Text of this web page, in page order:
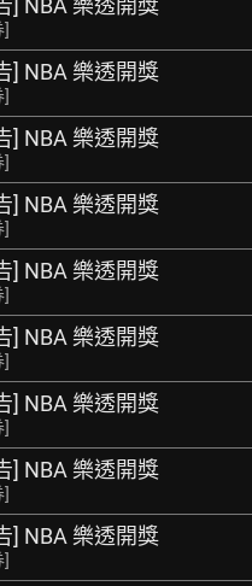
] NBA 樂透開獎
] NBA 樂透開獎
] NBA 樂透開獎
] NBA 樂透開獎
] NBA 樂透開獎
] NBA 樂透開獎
] NBA 樂透開獎
] NBA 樂透開獎
] NBA 樂透開獎